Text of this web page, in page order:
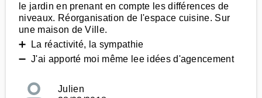
le jardin en prenant en compte les différences de
niveaux. Réorganisation de l'espace cuisine. Sur
une maison de Ville.
➕ La réactivité, la sympathie
➖ J'ai apporté moi même lee idées d'agencement
Julien